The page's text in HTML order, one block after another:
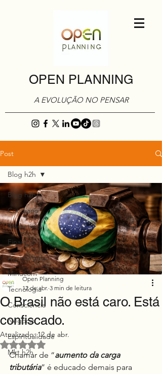
OPEN PLANNING
A EVOLUÇÃO NO PENSAR
Post
Blog h2h
Cotidiano
Marketing
Finanças
Agronegócio
Minucom
Tecnologia
Consciência
Negócio
Espiritualidade
Mkt h2h
Blog h2h
O Brasil não está caro. Está
confiscado.
Open Planning
12 de abr. 3 min de leitura
Atualizado:12 de abr.
Avaliado com NaN de 5 estrelas.
Chamar de “aumento da carga
tributária” é educado demais para